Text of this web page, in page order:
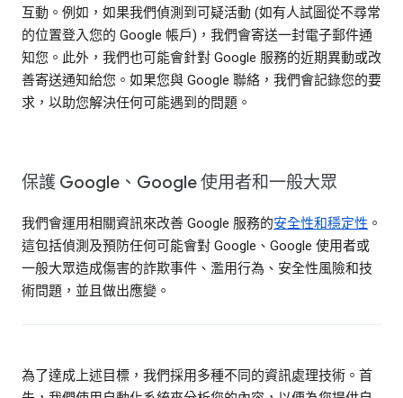
互動。例如，如果我們偵測到可疑活動 (如有人試圖從不尋常
的位置登入您的 Google 帳戶)，我們會寄送一封電子郵件通
知您。此外，我們也可能會針對 Google 服務的近期異動或改
善寄送通知給您。如果您與 Google 聯絡，我們會記錄您的要
求，以助您解決任何可能遇到的問題。
保護 Google、Google 使用者和一般大眾
我們會運用相關資訊來改善 Google 服務的安全性和穩定性 。
這包括偵測及預防任何可能會對 Google、Google 使用者或
一般大眾造成傷害的詐欺事件、濫用行為、安全性風險和技
術問題，並且做出應變。
為了達成上述目標，我們採用多種不同的資訊處理技術。首